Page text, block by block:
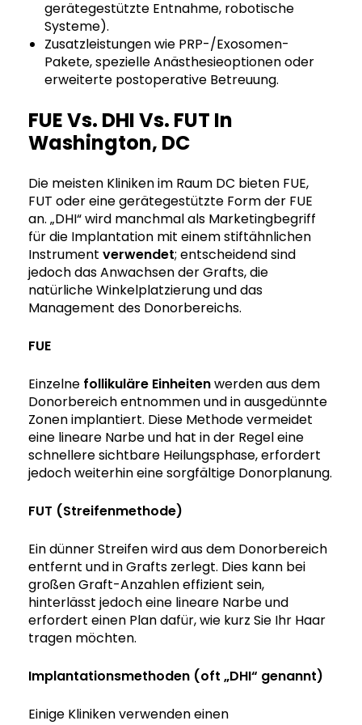
gerätegestützte Entnahme, robotische
Systeme).
Zusatzleistungen wie PRP-/Exosomen-
Pakete, spezielle Anästhesieoptionen oder
erweiterte postoperative Betreuung.
FUE Vs. DHI Vs. FUT In
Washington, DC
Die meisten Kliniken im Raum DC bieten FUE,
FUT oder eine gerätegestützte Form der FUE
an. „DHI“ wird manchmal als Marketingbegriff
für die Implantation mit einem stiftähnlichen
Instrument verwendet; entscheidend sind
jedoch das Anwachsen der Grafts, die
natürliche Winkelplatzierung und das
Management des Donorbereichs.
FUE
Einzelne follikuläre Einheitenwerden aus dem
Donorbereich entnommen und in ausgedünnte
Zonen implantiert. Diese Methode vermeidet
eine lineare Narbe und hat in der Regel eine
schnellere sichtbare Heilungsphase, erfordert
jedoch weiterhin eine sorgfältige Donorplanung.
FUT (Streifenmethode)
Ein dünner Streifen wird aus dem Donorbereich
entfernt und in Grafts zerlegt. Dies kann bei
großen Graft-Anzahlen effizient sein,
hinterlässt jedoch eine lineare Narbe und
erfordert einen Plan dafür, wie kurz Sie Ihr Haar
tragen möchten.
Implantationsmethoden (oft „DHI“ genannt)
Einige Kliniken verwenden einen